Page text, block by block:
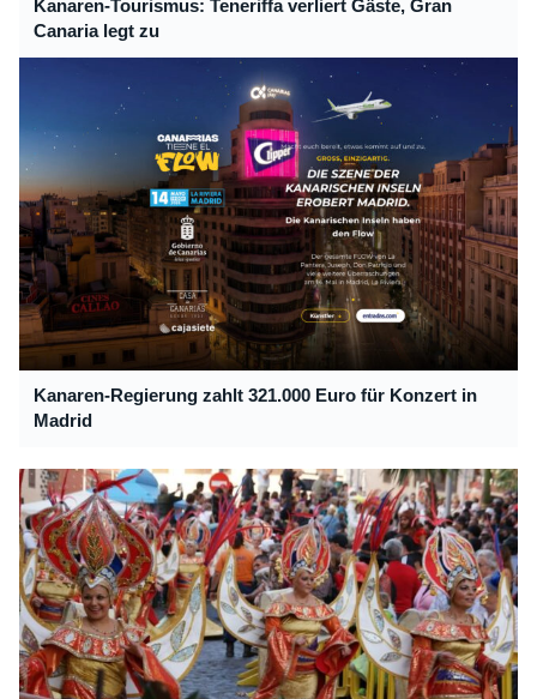
Kanaren-Tourismus: Teneriffa verliert Gäste, Gran
Canaria legt zu
Kanaren-Regierung zahlt 321.000 Euro für Konzert in
Madrid